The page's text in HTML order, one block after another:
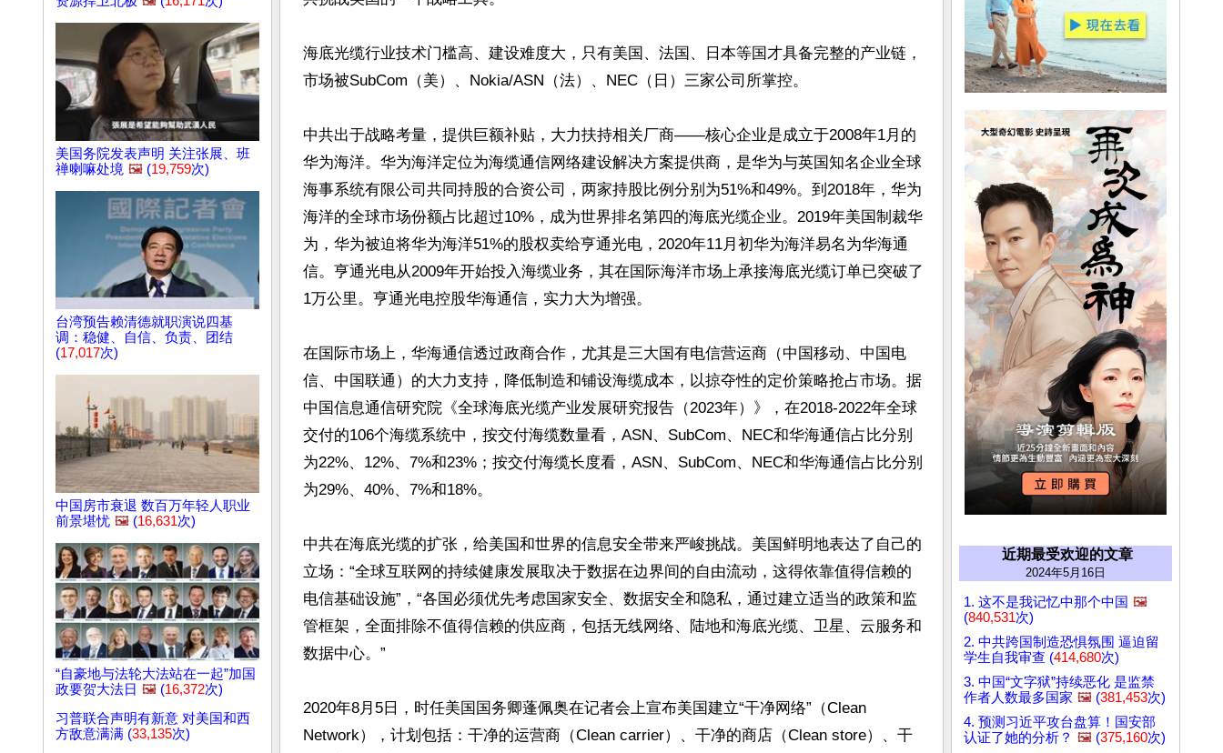
美国务院发表声明 关注张展、班
禅喇嘛处境 🖼️ (19,759次)
台湾预告赖清德就职演说四基
调：稳健、自信、负责、团结
(17,017次)
中国房市衰退 数百万年轻人职业
前景堪忧 🖼️ (16,631次)
“自豪地与法轮大法站在一起”加国
政要贺大法日 🖼️ (16,372次)
习普联合声明有新意 对美国和西
方敌意满满 (33,135次)
海底光缆行业技术门槛高、建设难度大，只有美国、法国、日本等国才具备完整的产业链，
市场被SubCom（美）、Nokia/ASN（法）、NEC（日）三家公司所掌控。
中共出于战略考量，提供巨额补贴，大力扶持相关厂商——核心企业是成立于2008年1月的
华为海洋。华为海洋定位为海缆通信网络建设解决方案提供商，是华为与英国知名企业全球
海事系统有限公司共同持股的合资公司，两家持股比例分别为51%和49%。到2018年，华为
海洋的全球市场份额占比超过10%，成为世界排名第四的海底光缆企业。2019年美国制裁华
为，华为被迫将华为海洋51%的股权卖给亨通光电，2020年11月初华为海洋易名为华海通
信。亨通光电从2009年开始投入海缆业务，其在国际海洋市场上承接海底光缆订单已突破了
1万公里。亨通光电控股华海通信，实力大为增强。
在国际市场上，华海通信透过政商合作，尤其是三大国有电信营运商（中国移动、中国电
信、中国联通）的大力支持，降低制造和铺设海缆成本，以掠夺性的定价策略抢占市场。据
中国信息通信研究院《全球海底光缆产业发展研究报告（2023年）》，在2018-2022年全球
交付的106个海缆系统中，按交付海缆数量看，ASN、SubCom、NEC和华海通信占比分别
为22%、12%、7%和23%；按交付海缆长度看，ASN、SubCom、NEC和华海通信占比分别
为29%、40%、7%和18%。
中共在海底光缆的扩张，给美国和世界的信息安全带来严峻挑战。美国鲜明地表达了自己的
立场：“全球互联网的持续健康发展取决于数据在边界间的自由流动，这得依靠值得信赖的
电信基础设施”，“各国必须优先考虑国家安全、数据安全和隐私，通过建立适当的政策和监
管框架，全面排除不值得信赖的供应商，包括无线网络、陆地和海底光缆、卫星、云服务和
数据中心。”
2020年8月5日，时任美国国务卿蓬佩奥在记者会上宣布美国建立“干净网络”（Clean
Network），计划包括：干净的运营商（Clean carrier）、干净的商店（Clean store）、干
近期最受欢迎的文章
2024年5月16日
1. 这不是我记忆中那个中国 🖼️
(840,531次)
2. 中共跨国制造恐惧氛围 逼迫留
学生自我审查 (414,680次)
3. 中国“文字狱”持续恶化 是监禁
作者人数最多国家 🖼️ (381,453次)
4. 预测习近平攻台盘算！国安部
认证了她的分析？ 🖼️ (375,160次)